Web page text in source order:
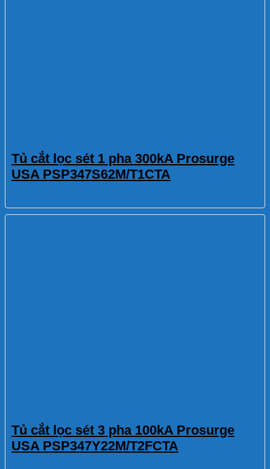
Tủ cắt lọc sét 1 pha 300kA Prosurge
USA PSP347S62M/T1CTA
Tủ cắt lọc sét 3 pha 100kA Prosurge
USA PSP347Y22M/T2FCTA